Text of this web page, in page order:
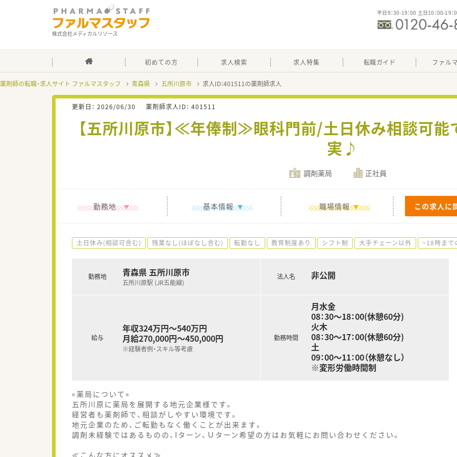
株式会社メディカルリソース
平日9：30-19：00 土日10：00-19
初めての方 求人検索 求人特集 転職ガイド ファル
薬剤師の転職・求人サイト ファルマスタッフ 青森県 五所川原市 求人ID：401511の薬剤師求人
更新日： 2026/06/30 薬剤師求人ID： 401511
【五所川原市】≪年俸制≫眼科門前/土日休み相談可
実♪
調剤薬局 正社員
勤務地 基本情報 職場情報 この求人に
土日休み(相談可含む) 残業なし(ほぼなし含む) 転勤なし 教育制度あり シフト制 大手チェーン以外 ~18時まで
勤務地 青森県 五所川原市
五所川原駅 (JR五能線)
給与
年収324万円～540万円
月給270,000円～450,000円
※経験者例・スキル等考慮
法人名 非公開
勤務時間
月水金
08：30～18：00(休憩60分)
火木
08：30～17：00(休憩60分)
土
09：00～11：00（休憩なし）
※変形労働時間制
«薬局について»
五所川原に薬局を展開する地元企業様です。
経営者も薬剤師で、相談がしやすい環境です。
地元企業のため、ご転勤もなく働くことが出来ます。
調剤未経験ではあるものの、Iターン、Ｕターン希望の方はお気軽にお問い合わせください。
≪こんな方にオススメ≫